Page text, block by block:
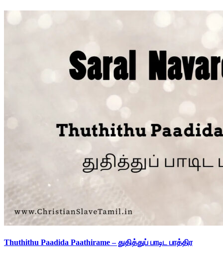
Thuthithu Paadida Paathirame – துதித்துப் பாடிட பாத்திர